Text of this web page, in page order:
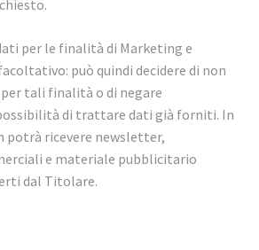
per le finalità di Marketing e
può quindi decidere di non
tali finalità o di negare
di trattare dati già forniti. In
potrà ricevere newsletter,
e materiale pubblicitario
dal Titolare.